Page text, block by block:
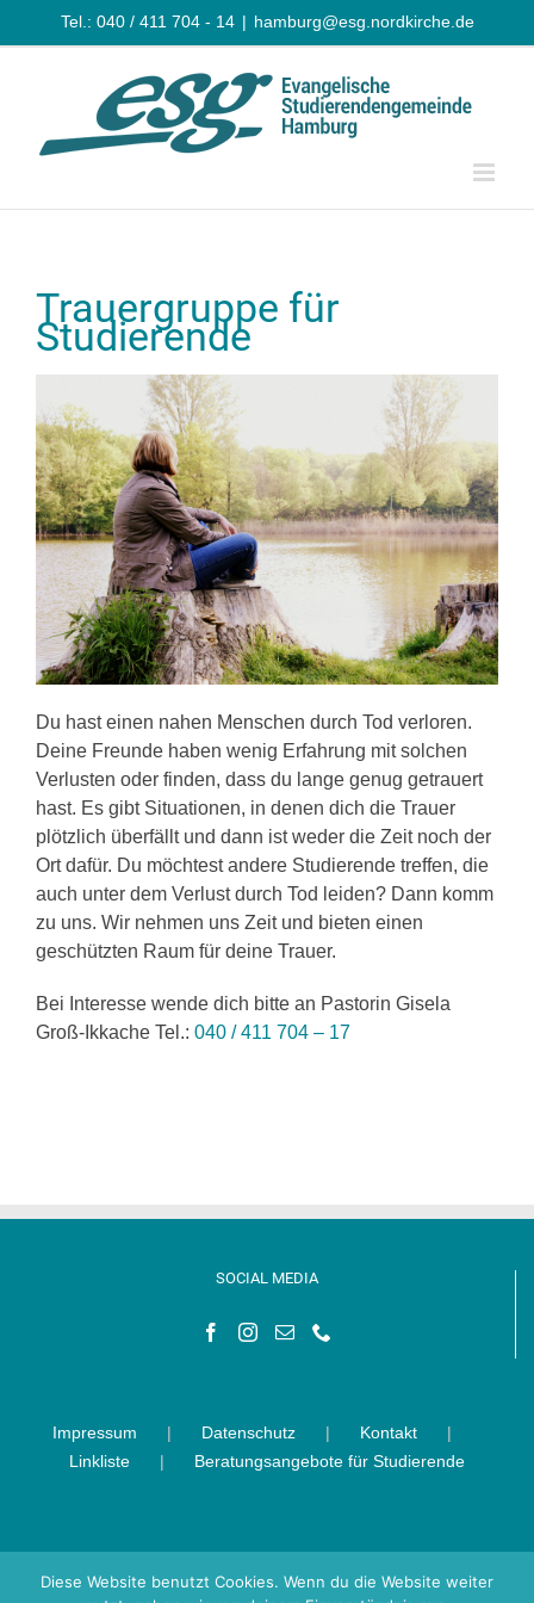
Inhalt
Tel.: 040 / 411 704 - 14 | hamburg@esg.nordkirche.de
Trauergruppe für
Studierende
Du hast einen nahen Menschen durch Tod verloren.
Deine Freunde haben wenig Erfahrung mit solchen
Verlusten oder finden, dass du lange genug getrauert
hast. Es gibt Situationen, in denen dich die Trauer
plötzlich überfällt und dann ist weder die Zeit noch der
Ort dafür. Du möchtest andere Studierende treffen, die
auch unter dem Verlust durch Tod leiden? Dann komm
zu uns. Wir nehmen uns Zeit und bieten einen
geschützten Raum für deine Trauer.
Bei Interesse wende dich bitte an Pastorin Gisela
Groß-Ikkache Tel.: 040 / 411 704 – 17
SOCIAL MEDIA
Impressum Datenschutz
Kontakt
Linkliste
Beratungsangebote für Studierende
Diese Website benutzt Cookies. Wenn du die Website weiter